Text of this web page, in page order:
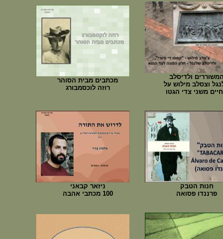
מכתבים מבית הסוהר
רוזה לוכסמבורג
ולדיסלב
וצסלב מילוש על
משני צדי הגטו
ניזאר קבאני
100 מכתבי אהבה
חנות הטבק
פרננדו פסואה